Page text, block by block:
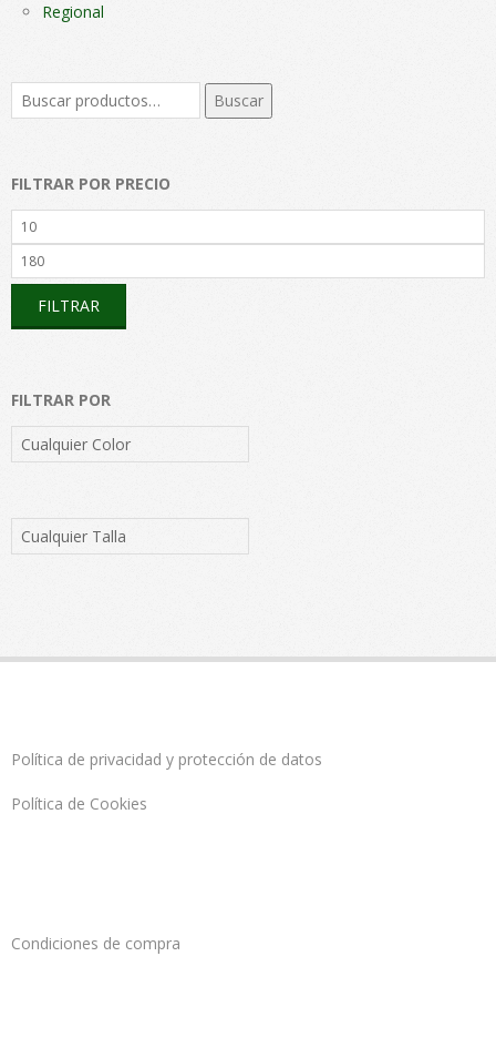
Regional
Buscar
por:
Buscar
FILTRAR POR PRECIO
Precio
mínimo
Precio
máximo
FILTRAR
FILTRAR POR
Política de privacidad y protección de datos
Política de Cookies
Condiciones de compra